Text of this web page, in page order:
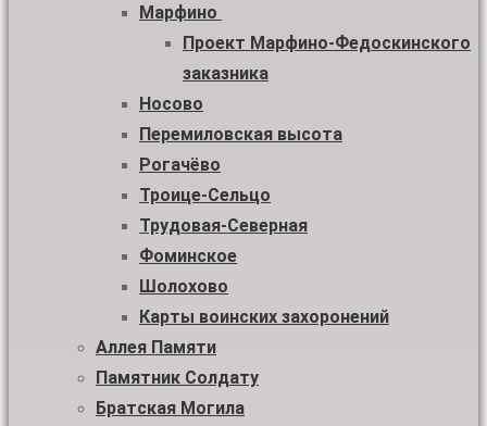
Марфино
Проект Марфино-Федоскинского
заказника
Носово
Перемиловская высота
Рогачёво
Троице-Сельцо
Трудовая-Северная
Фоминское
Шолохово
Карты воинских захоронений
Аллея Памяти
Памятник Солдату
Братская Могила